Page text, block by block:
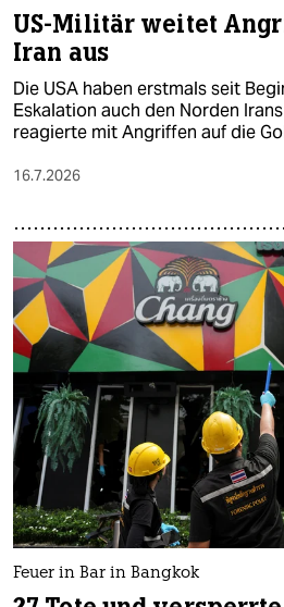
US-Militär weitet
Iran aus
Die USA haben erstmals seit
Eskalation auch den Norden
reagierte mit Angriffen auf die
16.7.2026
Feuer in Bar in Bangkok